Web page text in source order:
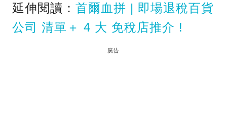
延伸閱讀： 首爾血拼 | 即場退稅百貨
公司 清單＋ 4 大 免稅店推介 !
廣告